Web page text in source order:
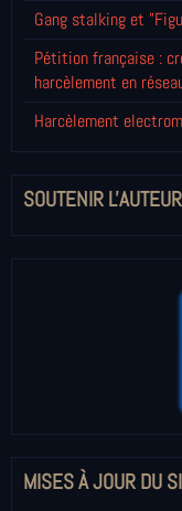
Gang stalking et
Pétition française :
harcèlement en
Harcèlement
SOUTENIR L'AUTEUR
MISES À JOUR DU